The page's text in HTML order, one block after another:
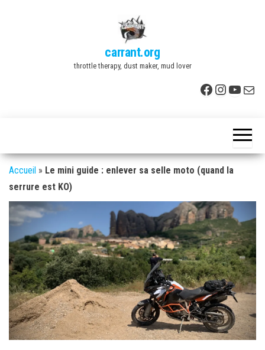
carrant.org
throttle therapy, dust maker, mud lover
Facebook
E-
Accueil » Le mini guide : enlever sa selle moto (quand la
serrure est KO)